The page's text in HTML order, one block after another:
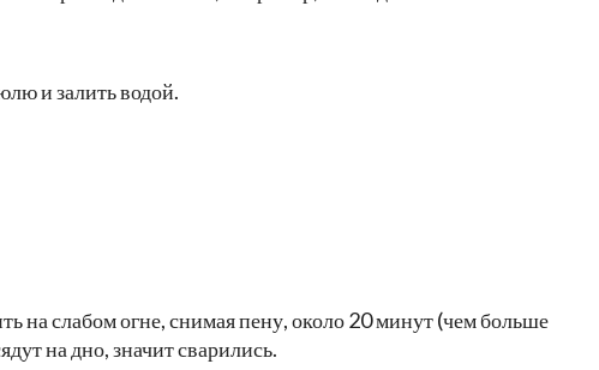
и залить водой.
на слабом огне, снимая пену, около 20 минут (чем больше
на дно, значит сварились.